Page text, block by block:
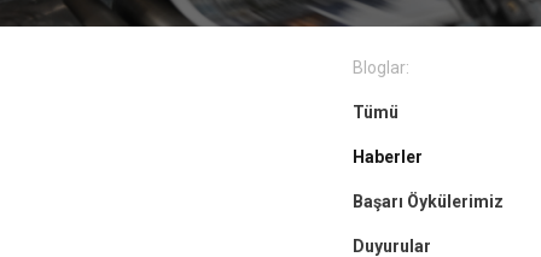
Bloglar:
Tümü
Haberler
Başarı Öykülerimiz
Duyurular